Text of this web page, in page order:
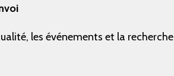
les événements et la recherche